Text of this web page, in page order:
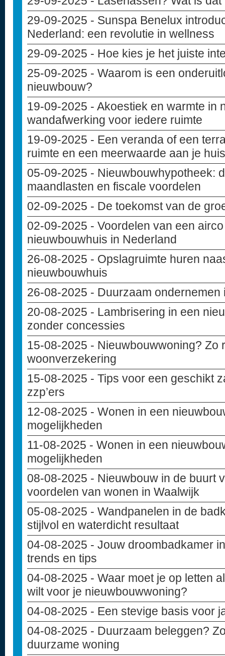
29-09-2025 - Sunspa Benelux
Nederland: een revolutie in wellness
29-09-2025 - Hoe kies je het juiste
25-09-2025 - Waarom is een
nieuwbouw?
19-09-2025 - Akoestiek en warmte in
wandafwerking voor iedere ruimte
19-09-2025 - Een veranda of een
ruimte en een meerwaarde aan je huis
05-09-2025 - Nieuwbouwhypotheek:
maandlasten en fiscale voordelen
02-09-2025 - De toekomst van de
02-09-2025 - Voordelen van een
nieuwbouwhuis in Nederland
26-08-2025 - Opslagruimte huren
nieuwbouwhuis
26-08-2025 - Duurzaam
20-08-2025 - Lambrisering in een
zonder concessies
15-08-2025 - Nieuwbouwwoning? Zo
woonverzekering
15-08-2025 - Tips voor een geschikt
zzp’ers
12-08-2025 - Wonen in een
mogelijkheden
11-08-2025 - Wonen in een
mogelijkheden
08-08-2025 - Nieuwbouw in de buurt
voordelen van wonen in Waalwijk
05-08-2025 - Wandpanelen in de
stijlvol en waterdicht resultaat
04-08-2025 - Jouw droombadkamer
trends en tips
04-08-2025 - Waar moet je op letten
wilt voor je nieuwbouwwoning?
04-08-2025 - Een stevige basis voor
04-08-2025 - Duurzaam beleggen?
duurzame woning